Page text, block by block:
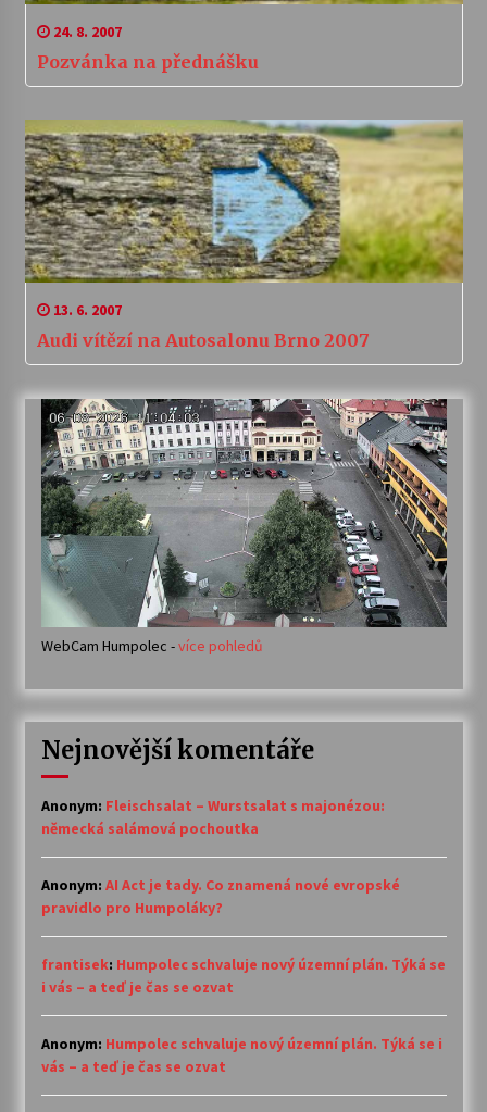
24. 8. 2007
Pozvánka na přednášku
13. 6. 2007
Audi vítězí na Autosalonu Brno 2007
WebCam Humpolec -více pohledů
Nejnovější komentáře
Anonym: Fleischsalat – Wurstsalat s majonézou:
německá salámová pochoutka
Anonym: AI Act je tady. Co znamená nové evropské
pravidlo pro Humpoláky?
frantisek: Humpolec schvaluje nový územní plán. Týká se
i vás – a teď je čas se ozvat
Anonym: Humpolec schvaluje nový územní plán. Týká se i
vás – a teď je čas se ozvat